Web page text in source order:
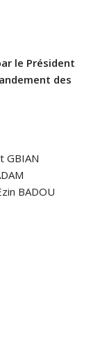
le Président
des
GBIAN
BADOU